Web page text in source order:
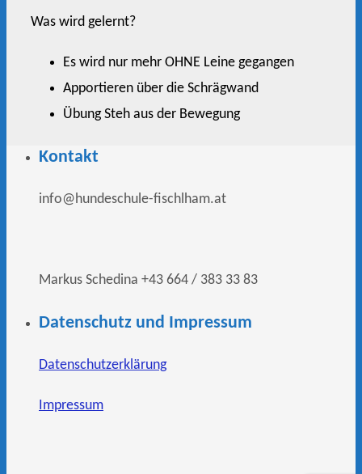
Was wird gelernt?
Es wird nur mehr OHNE Leine gegangen
Apportieren über die Schrägwand
Übung Steh aus der Bewegung
Kontakt
info@hundeschule-fischlham.at
Markus Schedina +43 664 / 383 33 83
Datenschutz und Impressum
Datenschutzerklärung
Impressum